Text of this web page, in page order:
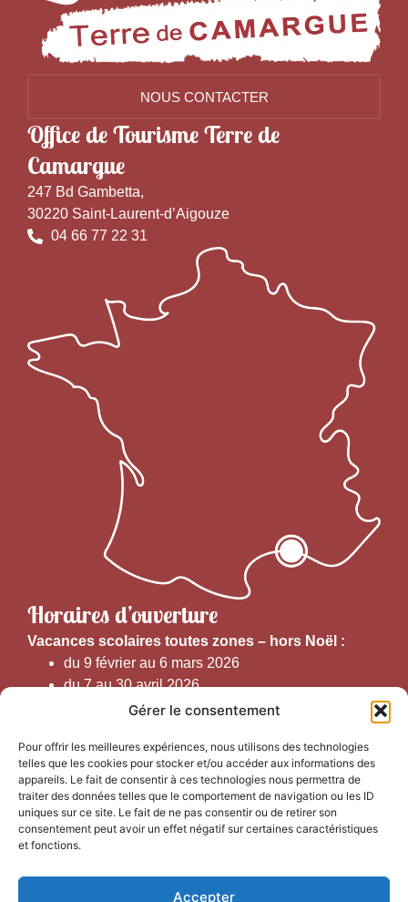
Gérer le consentement
Pour offrir les meilleures expériences, nous utilisons des technologies
telles que les cookies pour stocker et/ou accéder aux informations des
appareils. Le fait de consentir à ces technologies nous permettra de
traiter des données telles que le comportement de navigation ou les ID
uniques sur ce site. Le fait de ne pas consentir ou de retirer son
consentement peut avoir un effet négatif sur certaines caractéristiques
et fonctions.
Accepter
NOUS CONTACTER
Office de Tourisme Terre de
Camargue
247 Bd Gambetta,
30220 Saint-Laurent-d’Aigouze
04 66 77 22 31
Horaires d’ouverture
Vacances scolaires toutes zones – hors Noël :
du 9 février au 6 mars 2026
du 7 au 30 avril 2026
du 1er juin au 30 septembre 2026
Horaires d’ouverture au public :
Du 1er septembre au 30 juin 2026 (hors juillet et août)
du lundi au vendredi de 9h50 à 12h30 et de